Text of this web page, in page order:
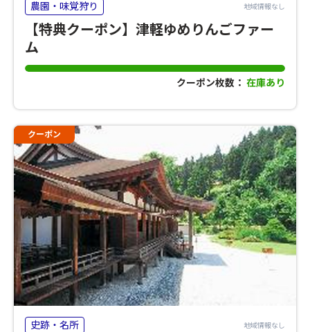
農園・味覚狩り 地域情報なし
【特典クーポン】津軽ゆめりんごファー
ム
クーポン枚数： 在庫あり
クーポン
史跡・名所 地域情報なし